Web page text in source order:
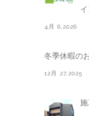
4月 6,2026
冬季休暇の
12月 27,2025
施